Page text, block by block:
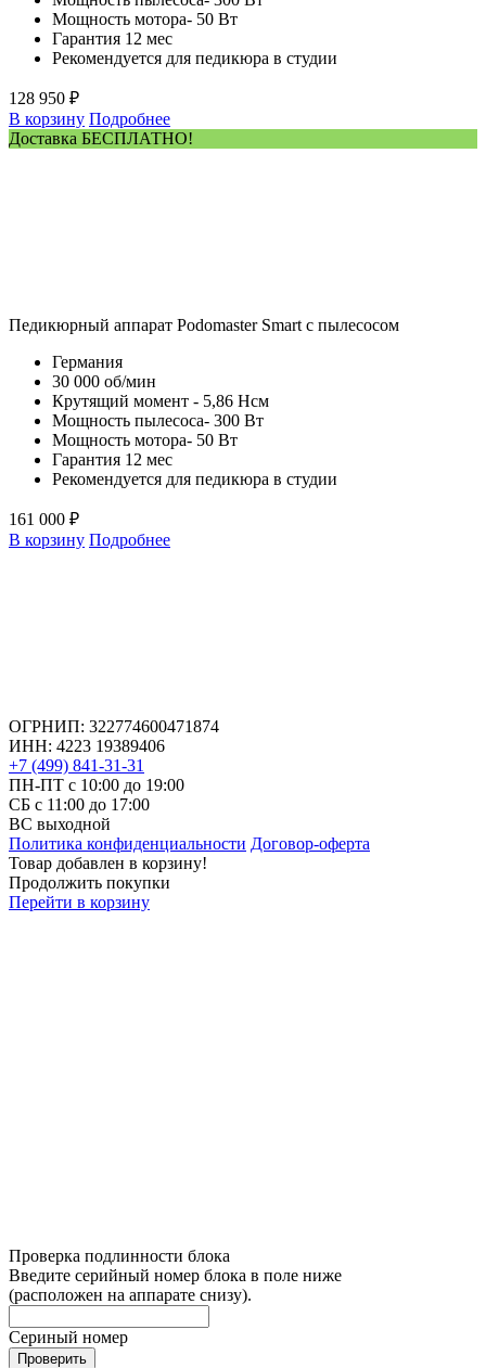
Мощность мотора- 50 Вт
Гарантия 12 мес
Рекомендуется для педикюра в студии
128 950 ₽
В корзину Подробнее
Доставка БЕСПЛАТНО!
Педикюрный аппарат Podomaster Smart с пылесосом
Германия
30 000 об/мин
Крутящий момент - 5,86 Нсм
Мощность пылесоса- 300 Вт
Мощность мотора- 50 Вт
Гарантия 12 мес
Рекомендуется для педикюра в студии
161 000 ₽
В корзину Подробнее
ОГРНИП: 322774600471874
ИНН: 4223 19389406
+7 (499) 841-31-31
ПН-ПТ с 10:00 до 19:00
СБ c 11:00 до 17:00
ВС выходной
Политика конфиденциальности Договор-оферта
Товар добавлен в корзину!
Продолжить покупки
Перейти в корзину
Проверка подлинности блока
Введите серийный номер блока в поле ниже
(расположен на аппарате снизу).
Сериный номер
Проверить